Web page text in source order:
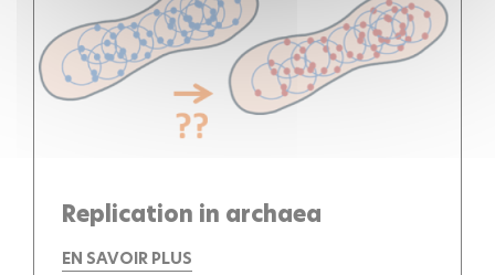
Replication in archaea
EN SAVOIR PLUS